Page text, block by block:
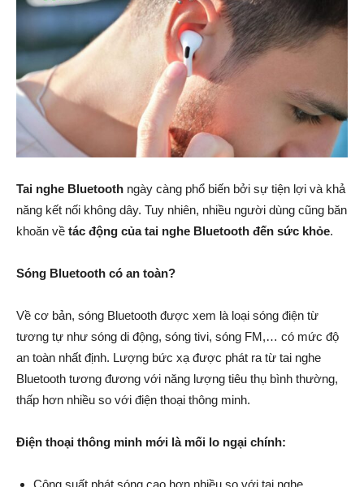
Tai nghe Bluetooth ngày càng phổ biến bởi sự tiện lợi và khả
năng kết nối không dây. Tuy nhiên, nhiều người dùng cũng băn
khoăn về tác động của tai nghe Bluetooth đến sức khỏe.
Sóng Bluetooth có an toàn?
Về cơ bản, sóng Bluetooth được xem là loại sóng điện từ
tương tự như sóng di động, sóng tivi, sóng FM,… có mức độ
an toàn nhất định. Lượng bức xạ được phát ra từ tai nghe
Bluetooth tương đương với năng lượng tiêu thụ bình thường,
thấp hơn nhiều so với điện thoại thông minh.
Điện thoại thông minh mới là mối lo ngại chính: